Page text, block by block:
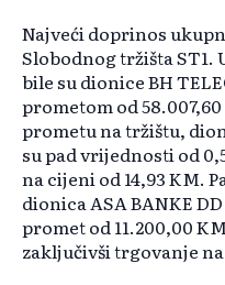
Najveći doprinos
Slobodnog tržišta
bile su dionice BH
prometom od
prometu na tržištu,
su pad vrijednosti od
na cijeni od 14,93 KM.
dionica ASA BANKE
promet od 11.200,00
zaključivši trgovanje na